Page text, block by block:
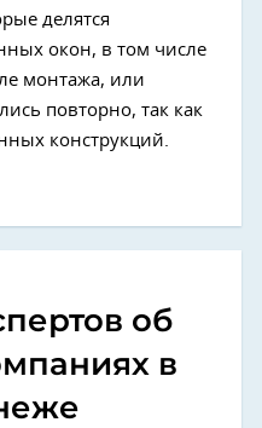
делятся
окон, в том числе
монтажа, или
повторно, так как
конструкций.
об
в